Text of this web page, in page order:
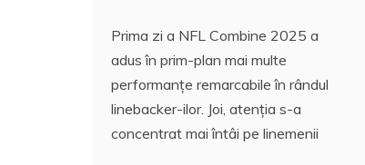
Prima zi a NFL Combine 2025 a
adus în prim-plan mai multe
performanțe remarcabile în rândul
linebacker-ilor. Joi, atenția s-a
concentrat mai întâi pe linemenii